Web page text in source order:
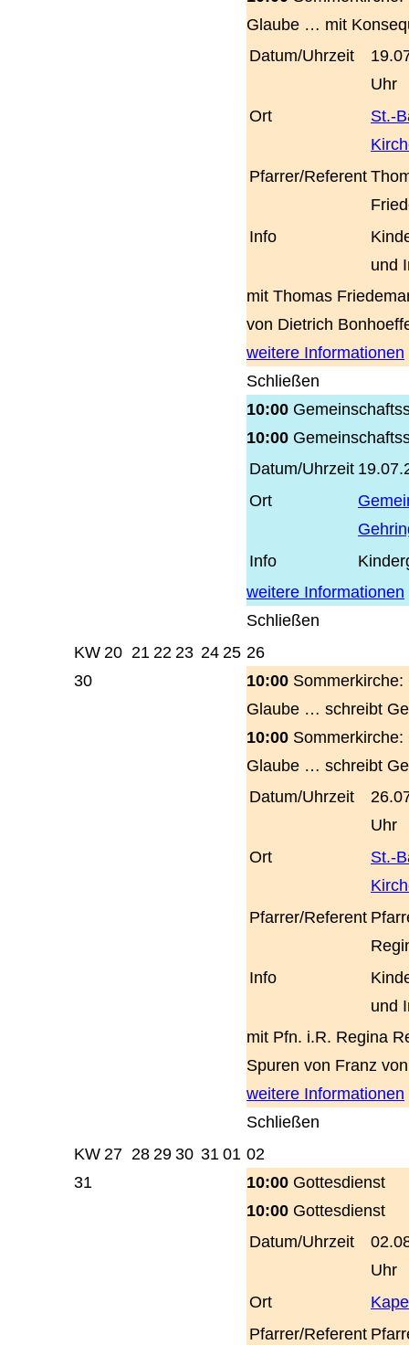
Glaube … mit
Datum/Uhrzeit
Uhr
Ort
St.-
Pfarrer/Referent
Info
und
mit Thomas
von Dietrich
weitere Informationen
Schließen
10:00
10:00
Datum/Uhrzeit
Ort
Info
weitere Informationen
Schließen
KW
30
20 212223 2425 26
10:00 Sommerkirche:
Glaube … schreibt
10:00 Sommerkirche:
Glaube … schreibt
Datum/Uhrzeit
Uhr
Ort
St.-
Pfarrer/Referent
Info
und
mit Pfn. i.R. Regina
Spuren von Franz
weitere Informationen
Schließen
KW
31
27 282930 3101 02
10:00 Gottesdienst
10:00 Gottesdienst
Datum/Uhrzeit
Uhr
Ort
Pfarrer/Referent